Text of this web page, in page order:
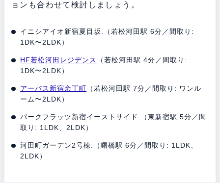
ョンも合わせて検討しましょう。
イニシアイオ新宿夏目坂.（若松河田駅 6分／間取り:
1DK〜2LDK）
HF若松河田レジデンス
（若松河田駅 4分／間取り:
1DK〜2LDK）
アーバス新宿余丁町 （若松河田駅 7分／間取り: ワンル
ーム〜2LDK）
パークフラッツ新宿イーストサイド.（東新宿駅 5分／間
取り: 1LDK、2LDK）
河田町ガーデン2号棟.（曙橋駅 6分／間取り: 1LDK、
2LDK）